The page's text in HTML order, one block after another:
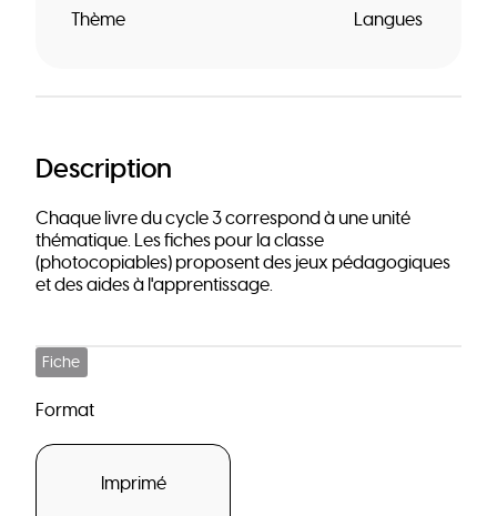
Thème Langues
Description
Chaque livre du cycle 3 correspond à une unité
thématique. Les fiches pour la classe
(photocopiables) proposent des jeux pédagogiques
et des aides à l'apprentissage.
Fiche
Format
Imprimé